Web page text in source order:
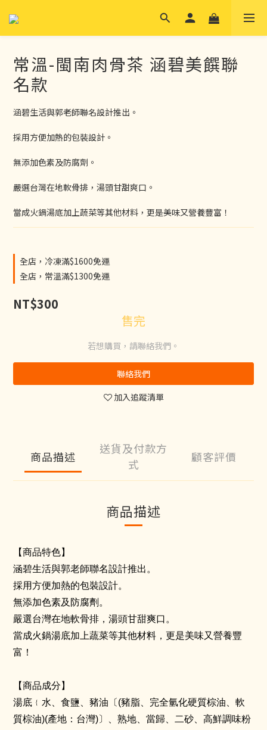
常溫-閩南肉骨茶 涵碧美饌聯
名款
涵碧生活與郭老師聯名設計推出。
採用方便加熱的包裝設計。
無添加色素及防腐劑。
嚴選台灣在地軟骨排，湯頭甘甜爽口。
當成火鍋湯底加上蔬菜等其他材料，更是美味又營養豐富！
全店，冷凍滿$1600免運
全店，常溫滿$1300免運
NT$300
售完
若想購買，請聯絡我們。
聯絡我們
加入追蹤清單
商品描述
送貨及付款方
式
顧客評價
商品描述
【商品特色】
涵碧生活與郭老師聯名設計推出。
採用方便加熱的包裝設計。
無添加色素及防腐劑。
嚴選台灣在地軟骨排，湯頭甘甜爽口。
當成火鍋湯底加上蔬菜等其他材料，更是美味又營養豐
富！
【商品成分】
湯底﹛水、食鹽、豬油〔(豬脂、完全氫化硬質棕油、軟
質棕油)(產地：台灣)〕、熟地、當歸、二砂、高鮮調味粉